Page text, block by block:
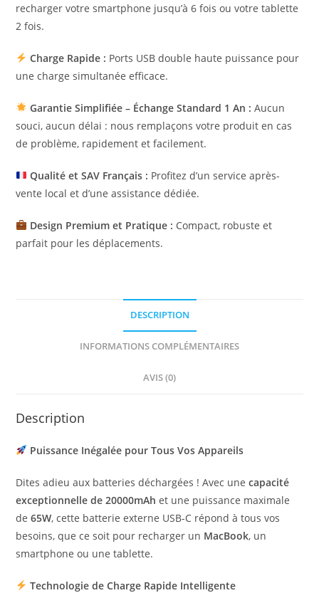
recharger votre smartphone jusqu’à 6 fois ou votre tablette
2 fois.
Charge Rapide : Ports USB double haute puissance pour
une charge simultanée efficace.
Garantie Simplifiée – Échange Standard 1 An : Aucun
souci, aucun délai : nous remplaçons votre produit en cas
de problème, rapidement et facilement.
Qualité et SAV Français : Profitez d’un service après-
vente local et d’une assistance dédiée.
Design Premium et Pratique : Compact, robuste et
parfait pour les déplacements.
DESCRIPTION
INFORMATIONS COMPLÉMENTAIRES
AVIS (0)
Description
Puissance Inégalée pour Tous Vos Appareils
Dites adieu aux batteries déchargées ! Avec unecapacité
exceptionnelle de 20000mAh et une puissance maximale
de65W, cette batterie externe USB-C répond à tous vos
besoins, que ce soit pour recharger un MacBook, un
smartphone ou une tablette.
Technologie de Charge Rapide Intelligente